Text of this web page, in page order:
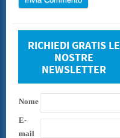
RICHIEDI GRATIS LE
NOSTRE
NEWSLETTER
Nome
E-
mail